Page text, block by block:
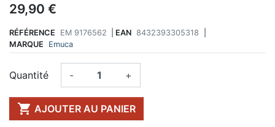
29,90 €
RÉFÉRENCE EM 9176562 EAN 8432393305318
MARQUE
Emuca
Quantité - +
 AJOUTER AU PANIER